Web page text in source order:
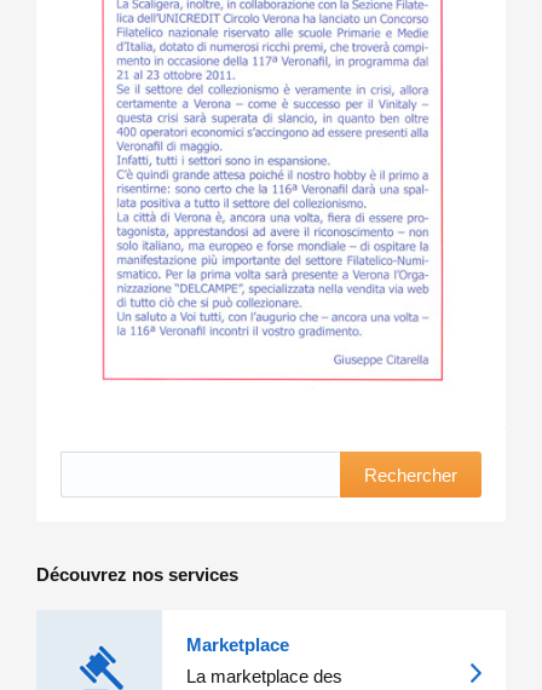
Rechercher
Découvrez nos services
Marketplace
La marketplace des